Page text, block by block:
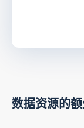
数据资源的